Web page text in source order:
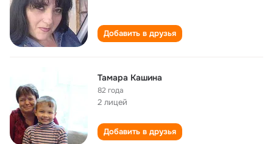
Добавить в друзья
Тамара Кашина
82 года
2 лицей
Добавить в друзья